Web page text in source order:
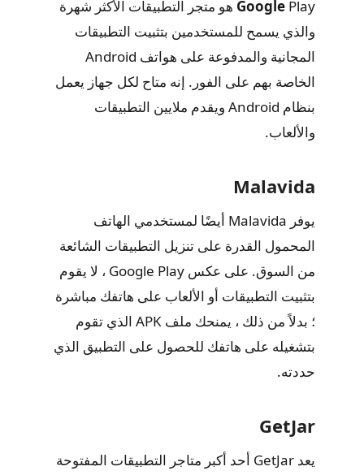
Google Play هو متجر التطبيقات الأكثر شهرة
والذي يسمح للمستخدمين بتثبيت التطبيقات
المجانية والمدفوعة على هواتف Android
الخاصة بهم على الفور. إنه متاح لكل جهاز يعمل
بنظام Android ويقدم ملايين التطبيقات
والألعاب.
Malavida
يوفر Malavida أيضًا لمستخدمي الهاتف
المحمول القدرة على تنزيل التطبيقات الشائعة
من السوق. على عكس Google Play ، لا يقوم
بتثبيت التطبيقات أو الألعاب على هاتفك مباشرة
؛ بدلاً من ذلك ، يمنحك ملف APK الذي تقوم
بتشغيله على هاتفك للحصول على التطبيق الذي
حددته.
GetJar
يعد GetJar أحد أكبر متاجر التطبيقات المفتوحة